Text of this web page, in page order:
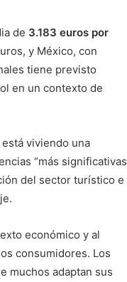
de 3.183 euros por
y México, con
tiene previsto
en un contexto de
viviendo una
“más significativas
del sector turístico e
económico y al
consumidores. Los
muchos adaptan sus